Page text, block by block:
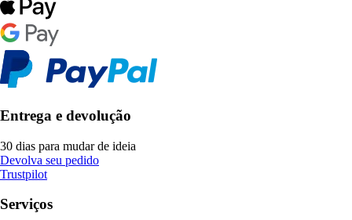
Entrega e devolução
30 dias para mudar de ideia
Devolva seu pedido
Trustpilot
Serviços